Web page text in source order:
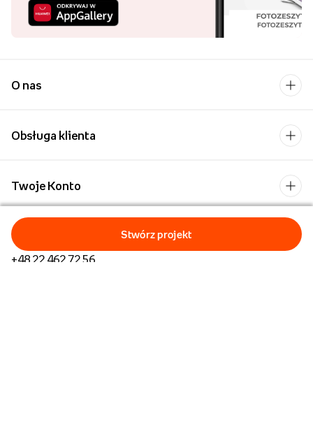
O nas
Obsługa klienta
Kontakt
+48 22 462 72 56
Twoje Konto